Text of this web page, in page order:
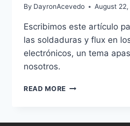
By DayronAcevedo August
Escribimos este artículo
las soldaduras y flux en
electrónicos, un tema
nosotros.
READ MORE